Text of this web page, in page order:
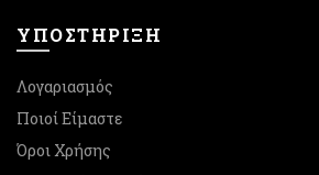
ΥΠΟΣΤΉΡΙΞΗ
Λογαριασμός
Ποιοί Είμαστε
Όροι Χρήσης